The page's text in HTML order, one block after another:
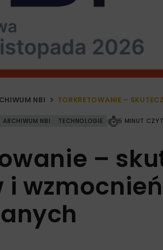
NBI TORKRETOWANIE –
ARCHIWUM NBI TECHNOLOGIE 5 MINUT
–
i